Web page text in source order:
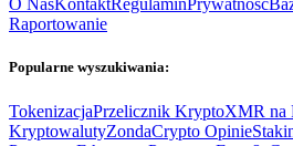
O NasKontaktRegulaminPrywatność
Raportowanie
Popularne wyszukiwania:
TokenizacjaPrzelicznik KryptoXMR na
KryptowalutyZondaCrypto Opinie